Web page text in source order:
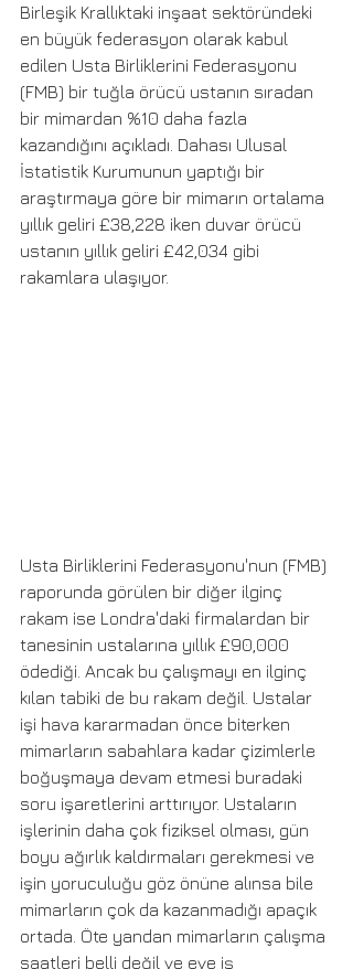
Birleşik Krallıktaki inşaat sektöründeki
en büyük federasyon olarak kabul
edilen Usta Birliklerini Federasyonu
(FMB) bir tuğla örücü ustanın sıradan
bir mimardan %10 daha fazla
kazandığını açıkladı. Dahası Ulusal
İstatistik Kurumunun yaptığı bir
araştırmaya göre bir mimarın ortalama
yıllık geliri £38,228 iken duvar örücü
ustanın yıllık geliri £42,034 gibi
rakamlara ulaşıyor.
Usta Birliklerini Federasyonu'nun (FMB)
raporunda görülen bir diğer ilginç
rakam ise Londra'daki firmalardan bir
tanesinin ustalarına yıllık £90,000
ödediği. Ancak bu çalışmayı en ilginç
kılan tabiki de bu rakam değil. Ustalar
işi hava kararmadan önce biterken
mimarların sabahlara kadar çizimlerle
boğuşmaya devam etmesi buradaki
soru işaretlerini arttırıyor. Ustaların
işlerinin daha çok fiziksel olması, gün
boyu ağırlık kaldırmaları gerekmesi ve
işin yoruculuğu göz önüne alınsa bile
mimarların çok da kazanmadığı apaçık
ortada. Öte yandan mimarların çalışma
saatleri belli değil ve eve iş